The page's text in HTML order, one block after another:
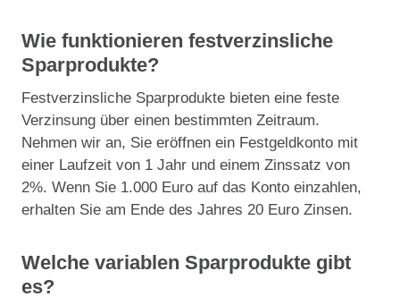
Wie funktionieren festverzinsliche
Sparprodukte?
Festverzinsliche Sparprodukte bieten eine feste
Verzinsung über einen bestimmten Zeitraum.
Nehmen wir an, Sie eröffnen ein Festgeldkonto mit
einer Laufzeit von 1 Jahr und einem Zinssatz von
2%. Wenn Sie 1.000 Euro auf das Konto einzahlen,
erhalten Sie am Ende des Jahres 20 Euro Zinsen.
Welche variablen Sparprodukte gibt
es?